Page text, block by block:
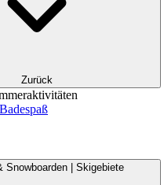
Zurück
Snowboarden | Skigebiete